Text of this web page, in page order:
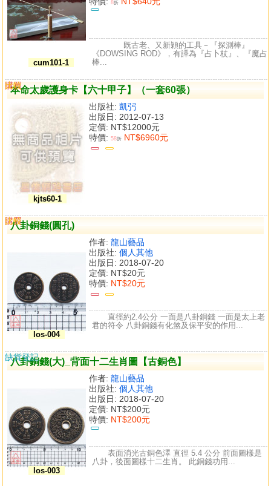
cum101-1
8折
既古老、又新穎的工具－『探測棒』
《DOWSING ROD》，有譯為『占卜杖』、『魔占
棒...
本命太歲護身卡【六十甲子】（一套60張）
kjts60-1
出版社: 凱弜
出版日: 2012-07-13
定價: NT$12000元
特價: 58折 NT$6960元
購買
比較
八卦銅錢(圓孔)
los-004
作者: 龍山藝品
出版社: 個人其他
出版日: 2018-07-20
定價: NT$20元
特價: NT$20元
購買
比較
直徑約2.4公分 一面是八卦銅錢 一面是太上老
君的符令 八卦銅錢有化煞及保平安的作用...
八卦銅錢(大)_背面十二生肖圖【古銅色】
los-003
作者: 龍山藝品
出版社: 個人其他
出版日: 2018-07-20
定價: NT$200元
特價: NT$200元
缺貨登記
表面消光古銅色澤 直徑 5.4 公分 前面圖樣是
八卦，後面圖樣十二生肖。 此銅錢功用...